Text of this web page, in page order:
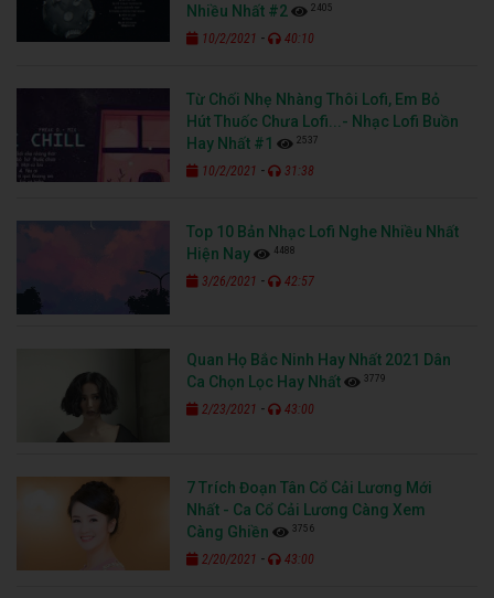
Nhiều Nhất #2
2405
10/2/2021 - 40:10
Từ Chối Nhẹ Nhàng Thôi Lofi, Em Bỏ
Hút Thuốc Chưa Lofi...- Nhạc Lofi Buồn
Hay Nhất #1
2537
10/2/2021 - 31:38
Top 10 Bản Nhạc Lofi Nghe Nhiều Nhất
Hiện Nay
4488
3/26/2021 - 42:57
Quan Họ Bắc Ninh Hay Nhất 2021 Dân
Ca Chọn Lọc Hay Nhất
3779
2/23/2021 - 43:00
7 Trích Đoạn Tân Cổ Cải Lương Mới
Nhất - Ca Cổ Cải Lương Càng Xem
Càng Ghiền
3756
2/20/2021 - 43:00